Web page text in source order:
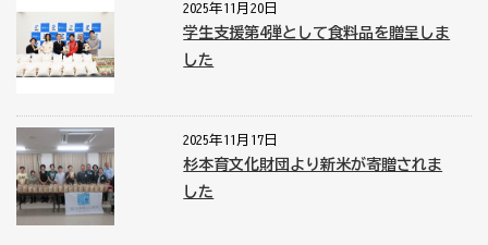
2025年11月20日
学生支援第4弾として食料品を贈呈しま
した
2025年11月17日
杉本育文化財団より新米が寄贈されま
した